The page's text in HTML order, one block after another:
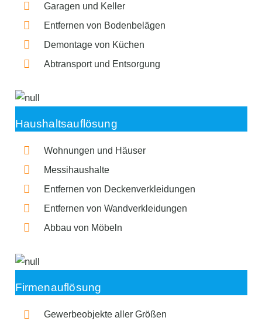
Garagen und Keller
Entfernen von Bodenbelägen
Demontage von Küchen
Abtransport und Entsorgung
Haushaltsauflösung
Wohnungen und Häuser
Messihaushalte
Entfernen von Deckenverkleidungen
Entfernen von Wandverkleidungen
Abbau von Möbeln
Firmenauflösung
Gewerbeobjekte aller Größen